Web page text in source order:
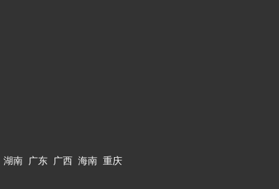
湖南 广东 广西 海南 重庆